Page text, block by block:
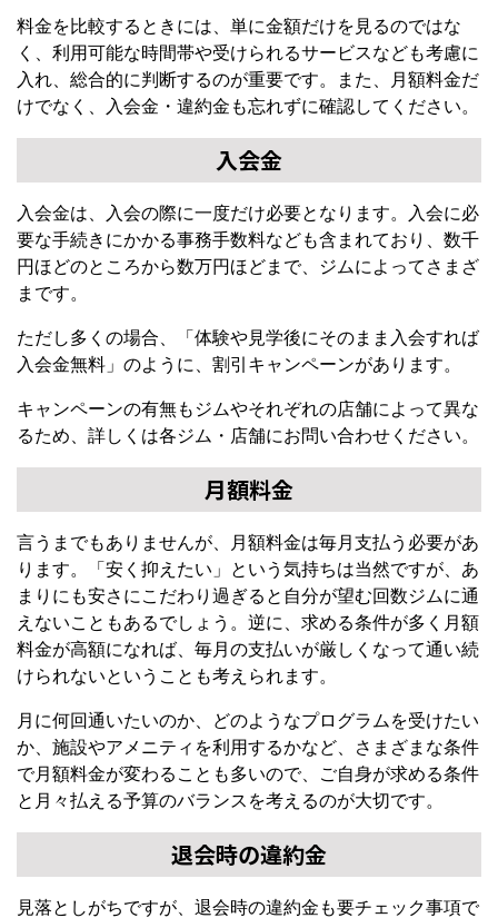
料金を比較するときには、単に金額だけを見るのではな
く、利用可能な時間帯や受けられるサービスなども考慮に
入れ、総合的に判断するのが重要です。また、月額料金だ
けでなく、入会金・違約金も忘れずに確認してください。
入会金
入会金は、入会の際に一度だけ必要となります。入会に必
要な手続きにかかる事務手数料なども含まれており、数千
円ほどのところから数万円ほどまで、ジムによってさまざ
まです。
ただし多くの場合、「体験や見学後にそのまま入会すれば
入会金無料」のように、割引キャンペーンがあります。
キャンペーンの有無もジムやそれぞれの店舗によって異な
るため、詳しくは各ジム・店舗にお問い合わせください。
月額料金
言うまでもありませんが、月額料金は毎月支払う必要があ
ります。「安く抑えたい」という気持ちは当然ですが、あ
まりにも安さにこだわり過ぎると自分が望む回数ジムに通
えないこともあるでしょう。逆に、求める条件が多く月額
料金が高額になれば、毎月の支払いが厳しくなって通い続
けられないということも考えられます。
月に何回通いたいのか、どのようなプログラムを受けたい
か、施設やアメニティを利用するかなど、さまざまな条件
で月額料金が変わることも多いので、ご自身が求める条件
と月々払える予算のバランスを考えるのが大切です。
退会時の違約金
見落としがちですが、退会時の違約金も要チェック事項で